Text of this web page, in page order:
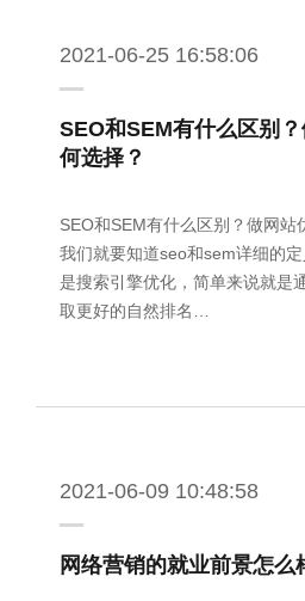
2021-06-25 16:58:06
SEO和SEM有什么区别
何选择？
SEO和SEM有什么区别？做网站
我们就要知道seo和sem详细的
是搜索引擎优化，简单来说就是
取更好的自然排名…
2021-06-09 10:48:58
网络营销的就业前景怎么